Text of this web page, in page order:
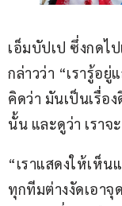
เอ็มบัปเป ซึ่งกดไ
กล่าวว่า “เรารู้อ
คิดว่า มันเป็นเรื่อ
นั้น และดูว่า เราจ
“เราแสดงให้เห็น
ทุกทีมต่างงัดเอาจุ